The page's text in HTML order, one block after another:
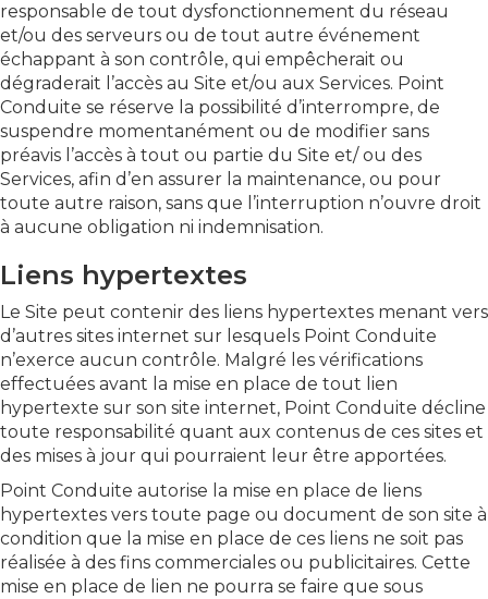
responsable de tout dysfonctionnement du réseau
et/ou des serveurs ou de tout autre événement
échappant à son contrôle, qui empêcherait ou
dégraderait l’accès au Site et/ou aux Services. Point
Conduite se réserve la possibilité d’interrompre, de
suspendre momentanément ou de modifier sans
préavis l’accès à tout ou partie du Site et/ ou des
Services, afin d’en assurer la maintenance, ou pour
toute autre raison, sans que l’interruption n’ouvre droit
à aucune obligation ni indemnisation.
Liens hypertextes
Le Site peut contenir des liens hypertextes menant vers
d’autres sites internet sur lesquels Point Conduite
n’exerce aucun contrôle. Malgré les vérifications
effectuées avant la mise en place de tout lien
hypertexte sur son site internet, Point Conduite décline
toute responsabilité quant aux contenus de ces sites et
des mises à jour qui pourraient leur être apportées.
Point Conduite autorise la mise en place de liens
hypertextes vers toute page ou document de son site à
condition que la mise en place de ces liens ne soit pas
réalisée à des fins commerciales ou publicitaires. Cette
mise en place de lien ne pourra se faire que sous